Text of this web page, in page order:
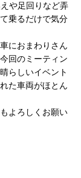
や足回りなど弄
乗るだけで気分
におまわりさん
回のミーティン
らしいイベント
た車両がほとん
よろしくお願い